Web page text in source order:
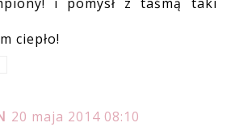
ciepło!
20 maja 2014 08:10